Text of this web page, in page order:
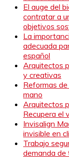
El auge del
contratar a
objetivos
La
adecuada
español
Arquitectos
y creativas
Reformas
mano
Arquitectos
Recupera el
Invisalign
invisible en
Trabajo
demanda de